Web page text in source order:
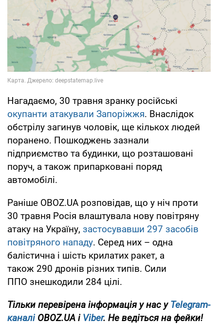
Нагадаємо, 30 травня зранку російські
окупанти атакували Запоріжжя. Внаслідок
обстрілу загинув чоловік, ще кількох людей
поранено. Пошкоджень зазнали
підприємство та будинки, що розташовані
поруч, а також припарковані поряд
автомобілі.
Раніше OBOZ.UA розповідав, що у ніч проти
30 травня Росія влаштувала нову повітряну
атаку на Україну, застосувавши 297 засобів
повітряного нападу. Серед них – одна
балістична і шість крилатих ракет, а
також 290 дронів різних типів. Сили
ППО знешкодили 284 цілі.
Тільки перевірена інформація у нас уTelegram-
каналіOBOZ.UA і Viber. Не ведіться на фейки!